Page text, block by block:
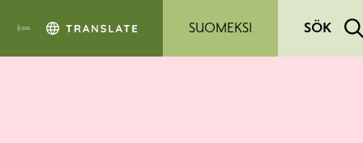
SUOMEKSI
SÖK